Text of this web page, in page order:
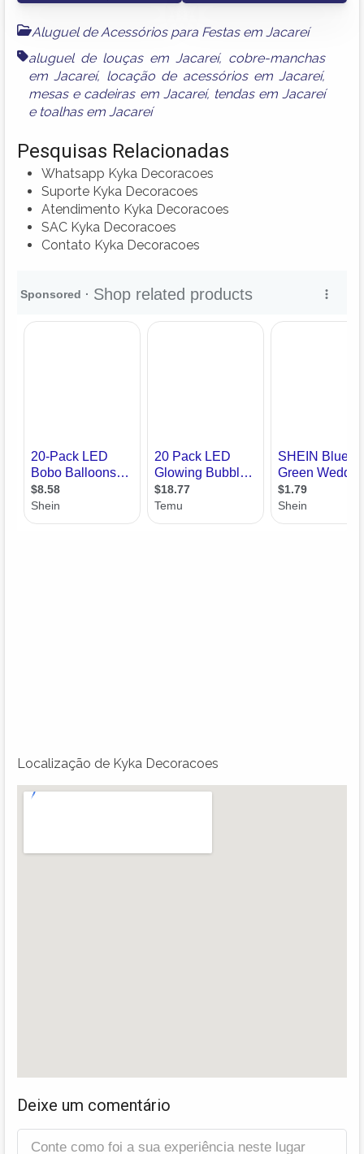
Aluguel de Acessórios para Festas em Jacareí
aluguel de louças em Jacareí, cobre-manchas
em Jacareí, locação de acessórios em Jacareí,
mesas e cadeiras em Jacareí, tendas em Jacareí
e toalhas em Jacareí
Pesquisas Relacionadas
Whatsapp Kyka Decoracoes
Suporte Kyka Decoracoes
Atendimento Kyka Decoracoes
SAC Kyka Decoracoes
Contato Kyka Decoracoes
Localização de Kyka Decoracoes
Deixe um comentário